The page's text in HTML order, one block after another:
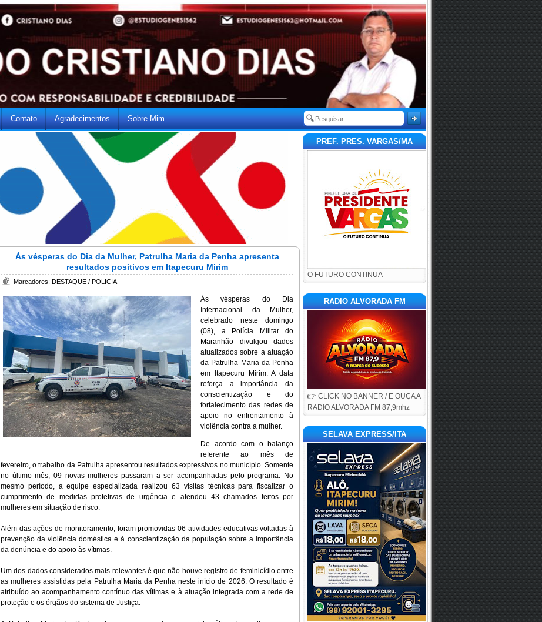
Contato Agradecimentos Sobre Mim
Às vésperas do Dia da Mulher, Patrulha Maria da Penha apresenta
resultados positivos em Itapecuru Mirim
Marcadores: DESTAQUE / POLICIA
Às vésperas do Dia
Internacional da Mulher,
celebrado neste domingo
(08), a Polícia Militar do
Maranhão divulgou dados
atualizados sobre a atuação
da Patrulha Maria da Penha
em Itapecuru Mirim. A data
reforça a importância da
conscientização e do
fortalecimento das redes de
apoio no enfrentamento à
violência contra a mulher.
De acordo com o balanço
referente ao mês de
fevereiro, o trabalho da Patrulha apresentou resultados expressivos no município. Somente
no último mês, 09 novas mulheres passaram a ser acompanhadas pelo programa. No
mesmo período, a equipe especializada realizou 63 visitas técnicas para fiscalizar o
cumprimento de medidas protetivas de urgência e atendeu 43 chamados feitos por
mulheres em situação de risco.
Além das ações de monitoramento, foram promovidas 06 atividades educativas voltadas à
prevenção da violência doméstica e à conscientização da população sobre a importância
da denúncia e do apoio às vítimas.
Um dos dados considerados mais relevantes é que não houve registro de feminicídio entre
as mulheres assistidas pela Patrulha Maria da Penha neste início de 2026. O resultado é
atribuído ao acompanhamento contínuo das vítimas e à atuação integrada com a rede de
proteção e os órgãos do sistema de Justiça.
PREF. PRES. VARGAS/MA
O FUTURO CONTINUA
RADIO ALVORADA FM
👉 CLICK NO BANNER / E OUÇA A
RADIO ALVORADA FM 87,9mhz
SELAVA EXPRESS/ITA